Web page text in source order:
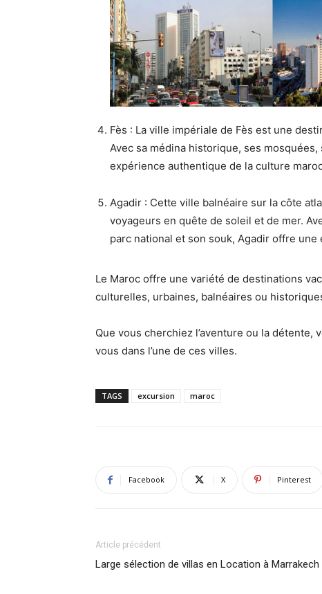
Fès : La ville impériale de Fès est une
Avec sa médina historique, ses
expérience authentique de la culture
Agadir : Cette ville balnéaire sur la côte
voyageurs en quête de soleil et de mer.
parc national et son souk, Agadir offre
Le Maroc offre une variété de destinations
culturelles, urbaines, balnéaires ou
Que vous cherchiez l’aventure ou la
vous dans l’une de ces villes.
TAGS excursion maroc
Facebook X Pinterest
Article précédent
Large sélection de villas en Location à Marrakech